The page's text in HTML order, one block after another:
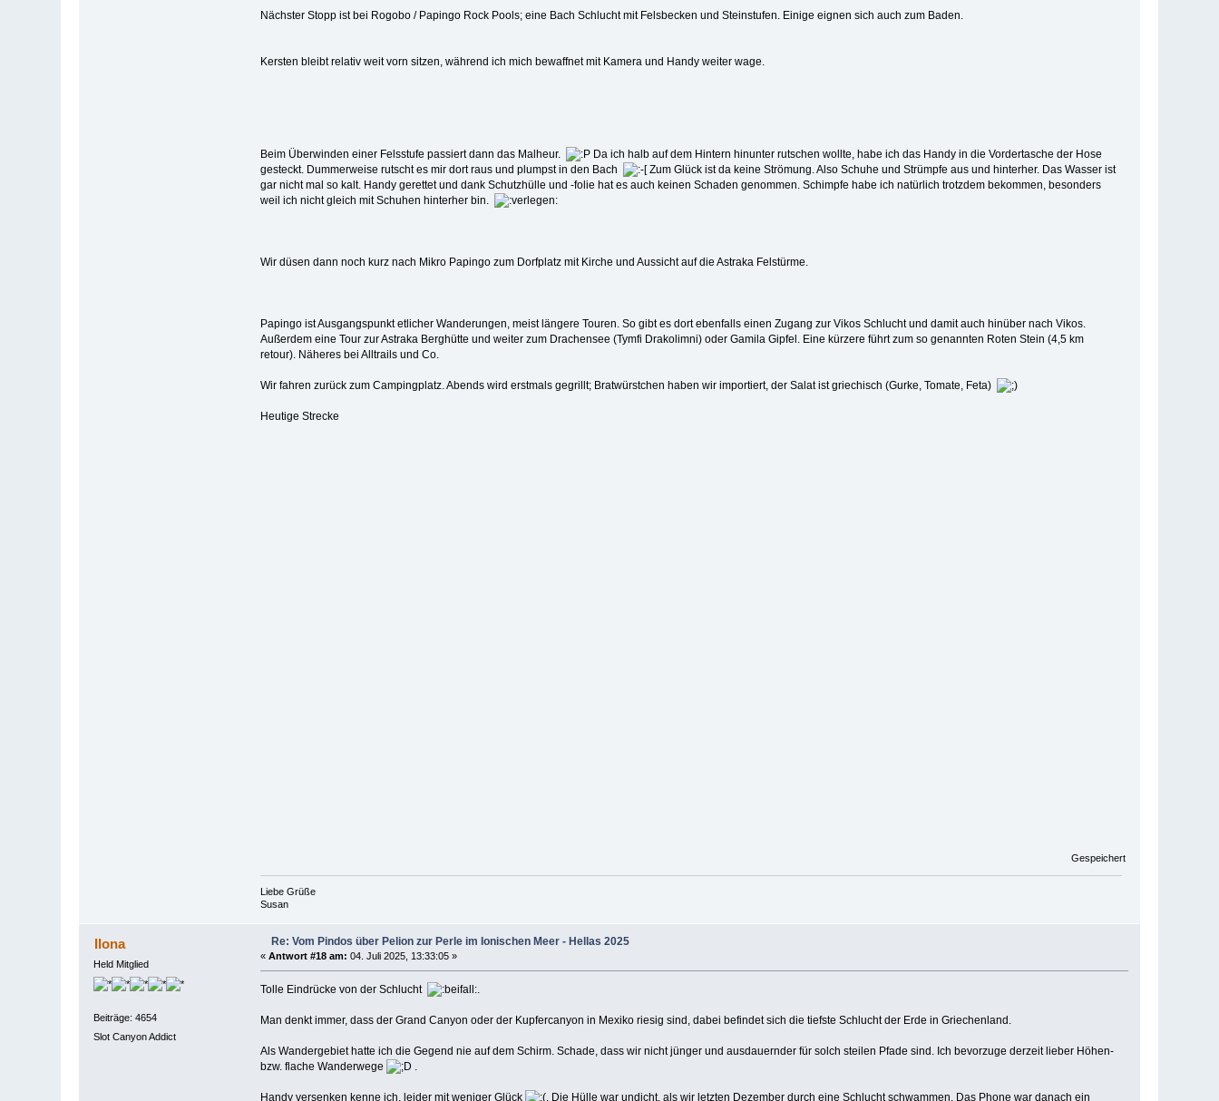
Nächster Stopp ist bei Rogobo / Papingo Rock Pools; eine Bach Schlucht mit Felsbecken und Steinstufen. Einige eignen sich auch zum Baden.
Kersten bleibt relativ weit vorn sitzen, während ich mich bewaffnet mit Kamera und Handy weiter wage.
Beim Überwinden einer Felsstufe passiert dann das Malheur.
Da ich halb auf dem Hintern hinunter rutschen wollte, habe ich das Handy in die Vordertasche der Hose
gesteckt. Dummerweise rutscht es mir dort raus und plumpst in den Bach
Zum Glück ist da keine Strömung. Also Schuhe und Strümpfe aus und hinterher. Das Wasser ist
gar nicht mal so kalt. Handy gerettet und dank Schutzhülle und -folie hat es auch keinen Schaden genommen. Schimpfe habe ich natürlich trotzdem bekommen, besonders
weil ich nicht gleich mit Schuhen hinterher bin.
Wir düsen dann noch kurz nach Mikro Papingo zum Dorfplatz mit Kirche und Aussicht auf die Astraka Felstürme.
Papingo ist Ausgangspunkt etlicher Wanderungen, meist längere Touren. So gibt es dort ebenfalls einen Zugang zur Vikos Schlucht und damit auch hinüber nach Vikos.
Außerdem eine Tour zur Astraka Berghütte und weiter zum Drachensee (Tymfi Drakolimni) oder Gamila Gipfel. Eine kürzere führt zum so genannten Roten Stein (4,5 km
retour). Näheres bei Alltrails und Co.
Wir fahren zurück zum Campingplatz. Abends wird erstmals gegrillt; Bratwürstchen haben wir importiert, der Salat ist griechisch (Gurke, Tomate, Feta)
Heutige Strecke
Gespeichert
Liebe Grüße
Susan
Ilona
Held Mitglied
Beiträge: 4654
Slot Canyon Addict
Re: Vom Pindos über Pelion zur Perle im Ionischen Meer - Hellas 2025
« Antwort #18 am: 04. Juli 2025, 13:33:05 »
Tolle Eindrücke von der Schlucht .
Man denkt immer, dass der Grand Canyon oder der Kupfercanyon in Mexiko riesig sind, dabei befindet sich die tiefste Schlucht der Erde in Griechenland.
Als Wandergebiet hatte ich die Gegend nie auf dem Schirm. Schade, dass wir nicht jünger und ausdauernder für solch steilen Pfade sind. Ich bevorzuge derzeit lieber Höhen-
bzw. flache Wanderwege
.
Handy versenken kenne ich, leider mit weniger Glück . Die Hülle war undicht, als wir letzten Dezember durch eine Schlucht schwammen. Das Phone war danach ein